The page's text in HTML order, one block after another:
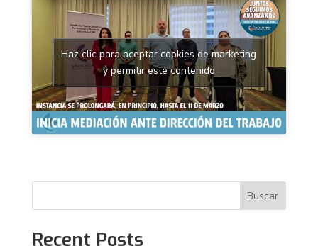
Haz clic para aceptar cookies de marketing
y permitir este contenido
Buscar
Recent Posts